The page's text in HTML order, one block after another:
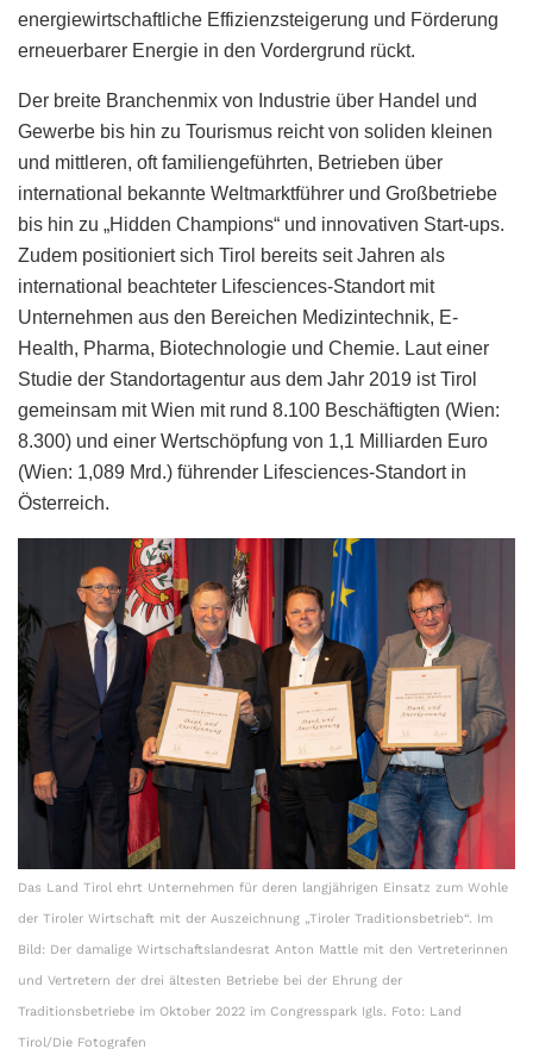
energiewirtschaftliche Effizienzsteigerung und Förderung
erneuerbarer Energie in den Vordergrund rückt.
Der breite Branchenmix von Industrie über Handel und
Gewerbe bis hin zu Tourismus reicht von soliden kleinen
und mittleren, oft familiengeführten, Betrieben über
international bekannte Weltmarktführer und Großbetriebe
bis hin zu „Hidden Champions“ und innovativen Start-ups.
Zudem positioniert sich Tirol bereits seit Jahren als
international beachteter Lifesciences-Standort mit
Unternehmen aus den Bereichen Medizintechnik, E-
Health, Pharma, Biotechnologie und Chemie. Laut einer
Studie der Standortagentur aus dem Jahr 2019 ist Tirol
gemeinsam mit Wien mit rund 8.100 Beschäftigten (Wien:
8.300) und einer Wertschöpfung von 1,1 Milliarden Euro
(Wien: 1,089 Mrd.) führender Lifesciences-Standort in
Österreich.
Das Land Tirol ehrt Unternehmen für deren langjährigen Einsatz zum Wohle
der Tiroler Wirtschaft mit der Auszeichnung „Tiroler Traditionsbetrieb“. Im
Bild: Der damalige Wirtschaftslandesrat Anton Mattle mit den Vertreterinnen
und Vertretern der drei ältesten Betriebe bei der Ehrung der
Traditionsbetriebe im Oktober 2022 im Congresspark Igls. Foto: Land
Tirol/Die Fotografen